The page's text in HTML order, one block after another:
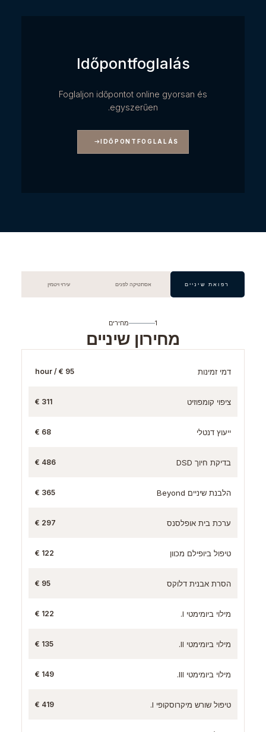
Időpontfoglalás
Foglaljon időpontot online gyorsan és
egyszerűen.
IDŐPONTFOGLALÁS
רפואת שיניים אסתטיקה לפנים עירוי ויטמין
1 מחירים
מחירון שיניים
דמי זמינות 95 € / hour
ציפוי קומפוזיט 311 €
ייעוץ דנטלי 68 €
בדיקת חיוך DSD 486 €
הלבנת שיניים Beyond 365 €
ערכת בית אופלסנס 297 €
טיפול ביופילם מכוון 122 €
הסרת אבנית דלוקס 95 €
מילוי ביומימטי I. 122 €
מילוי ביומימטי II. 135 €
מילוי ביומימטי III. 149 €
טיפול שורש מיקרוסקופי I. 419 €